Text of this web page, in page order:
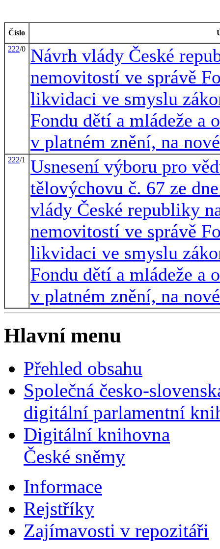
Číslo
222/0
Návrh vlády České
nemovitostí ve správě
likvidaci ve smyslu
Fondu dětí a mládeže a
v platném znění, na
222/1
Usnesení výboru pro
tělovýchovu č. 67 ze
vlády České republiky
nemovitostí ve správě
likvidaci ve smyslu
Fondu dětí a mládeže a
v platném znění, na
Hlavní menu
Přehled obsahu
Společná česko-
digitální parlamentní
Digitální knihovna
České sněmy
Informace
Rejstříky
Zajímavosti v repozitáři